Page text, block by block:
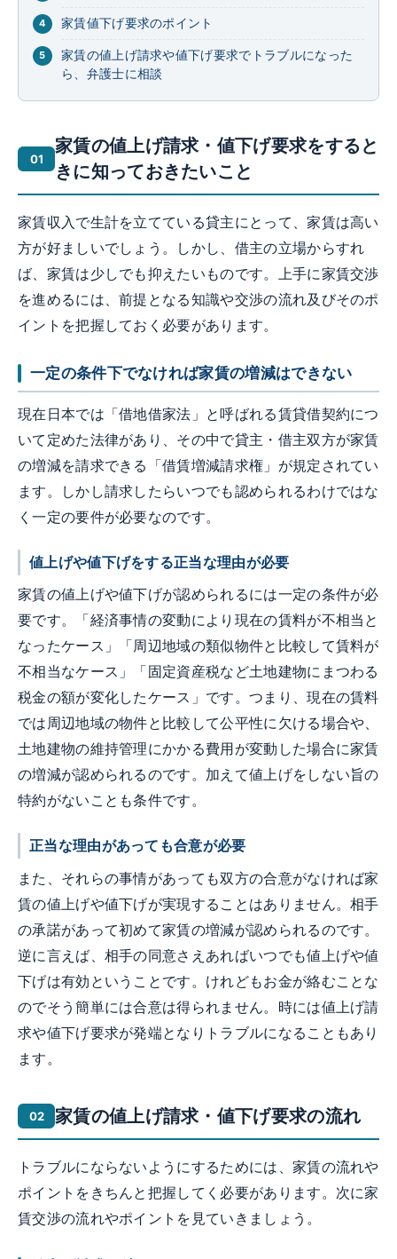
家賃値下げ要求のポイント
家賃の値上げ請求や値下げ要求でトラブルになった
ら、弁護士に相談
家賃の値上げ請求・値下げ要求をすると
きに知っておきたいこと
家賃収入で生計を立てている貸主にとって、家賃は高い
方が好ましいでしょう。しかし、借主の立場からすれ
ば、家賃は少しでも抑えたいものです。上手に家賃交渉
を進めるには、前提となる知識や交渉の流れ及びそのポ
イントを把握しておく必要があります。
一定の条件下でなければ家賃の増減はできない
現在日本では「借地借家法」と呼ばれる賃貸借契約につ
いて定めた法律があり、その中で貸主・借主双方が家賃
の増減を請求できる「借賃増減請求権」が規定されてい
ます。しかし請求したらいつでも認められるわけではな
く一定の要件が必要なのです。
値上げや値下げをする正当な理由が必要
家賃の値上げや値下げが認められるには一定の条件が必
要です。「経済事情の変動により現在の賃料が不相当と
なったケース」「周辺地域の類似物件と比較して賃料が
不相当なケース」「固定資産税など土地建物にまつわる
税金の額が変化したケース」です。つまり、現在の賃料
では周辺地域の物件と比較して公平性に欠ける場合や、
土地建物の維持管理にかかる費用が変動した場合に家賃
の増減が認められるのです。加えて値上げをしない旨の
特約がないことも条件です。
正当な理由があっても合意が必要
また、それらの事情があっても双方の合意がなければ家
賃の値上げや値下げが実現することはありません。相手
の承諾があって初めて家賃の増減が認められるのです。
逆に言えば、相手の同意さえあればいつでも値上げや値
下げは有効ということです。けれどもお金が絡むことな
のでそう簡単には合意は得られません。時には値上げ請
求や値下げ要求が発端となりトラブルになることもあり
ます。
家賃の値上げ請求・値下げ要求の流れ
トラブルにならないようにするためには、家賃の流れや
ポイントをきちんと把握してく必要があります。次に家
賃交渉の流れやポイントを見ていきましょう。